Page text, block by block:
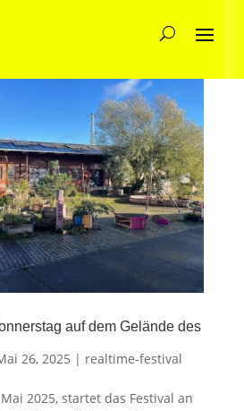
auf dem Gelände des
26, 2025 | realtime-festival
2025, startet das Festival an